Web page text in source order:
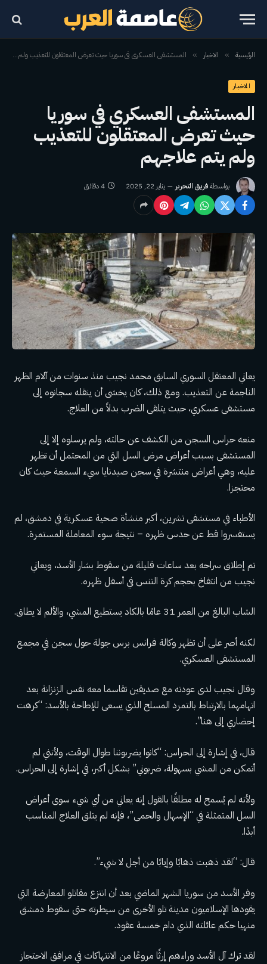
الرئيسية » الاخبار » المستشفى العسكري في سوريا حيث تعرض المعتقلون للتعذيب ولم يتم علاجهم
الاخبار
المستشفى العسكري في سوريا
حيث تعرض المعتقلون للتعذيب
ولم يتم علاجهم
بواسطةفريق التحرير يناير 22, 2025 4 دقائق
يعاني المعتقل السوري السابق محمد نجيب منذ سنوات من آلام الظهر
الناجمة عن التعذيب. ومع ذلك، كان يخشى أن ينقله سجانوه إلى
مستشفى عسكري، حيث يتلقى الضرب بدلاً من العلاج.
منعه حراس السجن من الكشف عن حالته، ولم يرسلوه إلا إلى
المستشفى بسبب أعراض مرض السل التي من المحتمل أن تظهر
عليه، وهي أعراض منتشرة في سجن صيدنايا سيء السمعة حيث كان
محتجزا.
الأطباء في مستشفى تشرين، أكبر منشأة صحية عسكرية في دمشق، لم
يستفسروا قط عن حدس ظهره – نتيجة سوء المعاملة المستمرة.
تم إطلاق سراحه بعد ساعات قليلة من سقوط بشار الأسد، ويعاني
نجيب من انتفاخ بحجم كرة التنس في أسفل ظهره.
الشاب البالغ من العمر 31 عامًا بالكاد يستطيع المشي، والألم لا يطاق.
لكنه أصر على أن تظهر وكالة فرانس برس جولة حول سجن في مجمع
المستشفى العسكري.
وقال نجيب لدى عودته مع صديقين تقاسما معه نفس الزنزانة بعد
اتهامهما بالارتباط بالتمرد المسلح الذي يسعى للإطاحة بالأسد: “كرهت
إحضاري إلى هنا”.
قال، في إشارة إلى الحراس: “كانوا يضربوننا طوال الوقت، ولأنني لم
أتمكن من المشي بسهولة، ضربوني” بشكل أكبر، في إشارة إلى الحراس.
ولأنه لم يُسمح له مطلقًا بالقول إنه يعاني من أي شيء سوى أعراض
السل المتمثلة في “الإسهال والحمى”، فإنه لم يتلق العلاج المناسب
أبدًا.
قال: “لقد ذهبت ذهابًا وإيابًا من أجل لا شيء”.
وفر الأسد من سوريا الشهر الماضي بعد أن انتزع مقاتلو المعارضة التي
يقودها الإسلاميون مدينة تلو الأخرى من سيطرته حتى سقوط دمشق
منهيا حكم عائلته الذي دام خمسة عقود.
لقد ترك آل الأسد وراءهم إرثًا مروعًا من الانتهاكات في مرافق الاحتجاز